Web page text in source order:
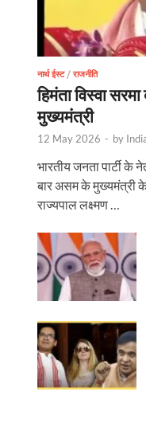
के बाद आयोजित वेबिनार को
नार्थ ईस्ट/राजनीति
हिमंता विस्वा
मुख्यमंत्री
12 May 2026 - by
भारतीय जनता पार्टी के
बार असम के मुख्यमंत्री
राज्यपाल लक्ष्मण …